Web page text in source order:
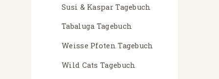
Susi & Kaspar Tagebuch
Tabaluga Tagebuch
Weisse Pfoten Tagebuch
Wild Cats Tagebuch